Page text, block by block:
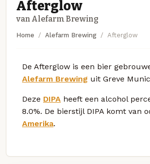
Afterglow
van Alefarm Brewing
Home Alefarm Brewing Afterglow
De Afterglow is een bier
Alefarm Brewing uit Greve
Deze DIPA heeft een alcohol
8.0%. De bierstijl DIPA komt van
Amerika.